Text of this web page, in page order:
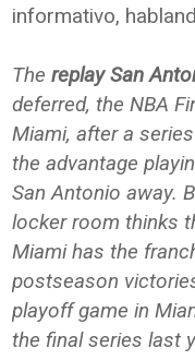
informativo,
Thereplay San
deferred, the NBA
Miami, after a
the advantage
San Antonio away.
locker room thinks
Miami has the
postseason
playoff game in
the final series last